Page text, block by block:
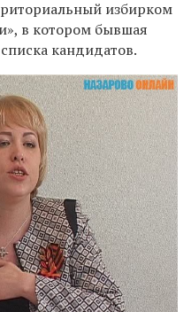
избирком
в котором бывшая
кандидатов.